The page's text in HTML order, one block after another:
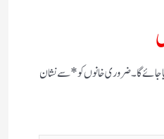
گا۔ضروری خانوں کو*سے نشان